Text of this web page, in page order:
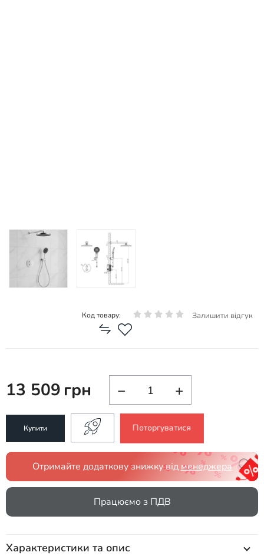
Код товару: Залишити відгук
13 509 грн − +
Купити Поторгуватися
Отримайте додаткову знижку від менеджера
Працюємо з ПДВ
Характеристики та опис